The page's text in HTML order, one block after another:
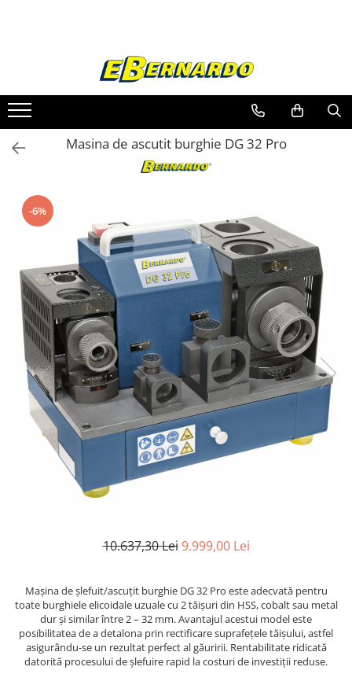
Prelucrare metal
Fierastraie pentru metal
Ferastraie mobile pentru metal
Fierastraie prelucrare metal
Ferastraie orizontale pentru metal
Dispozitive de sudare pentru panze
panglica
Ferastraie automate cu banda si
doua coloane
Ferastraie metal cu banda si taiere
dubla semiautomate
Ferastraie prelucrare metal cu
banda si taiere dubla
Ferastraie verticale
Strunguri pentru metal
Strunguri CNC
Strunguri cu cutie de viteze
Strunguri cu surub de ghidare
Strunguri de precizie
Strunguri metal cu freza
Strunguri universale
Masini de gaurit
Masini de gaurit - Vario - cu masa
si coloana
Masini de gaurit cu angrenaj, masa
Masina de ascutit burghie DG 32 Pro
-6%
10.637,30 Lei 9.999,00 Lei
Maşina de şlefuit/ascuţit burghie DG 32 Pro este adecvată pentru
toate burghiele elicoidale uzuale cu 2 tăişuri din HSS, cobalt sau metal
dur şi similar între 2 – 32 mm. Avantajul acestui model este
posibilitatea de a detalona prin rectificare suprafeţele tăişului, astfel
asigurându-se un rezultat perfect al găuririi. Rentabilitate ridicată
datorită procesului de şlefuire rapid la costuri de investiţii reduse.